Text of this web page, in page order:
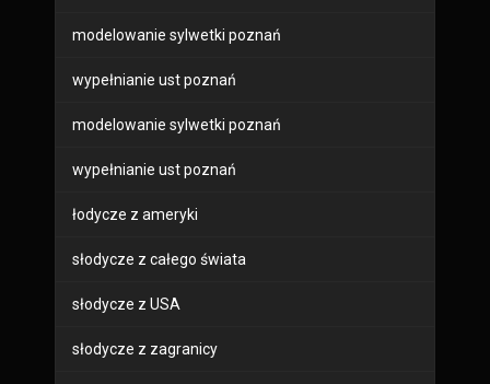
modelowanie sylwetki poznań
wypełnianie ust poznań
modelowanie sylwetki poznań
wypełnianie ust poznań
łodycze z ameryki
słodycze z całego świata
słodycze z USA
słodycze z zagranicy